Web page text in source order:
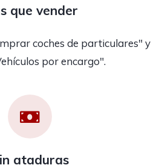
que vender
coches de particulares" y
por encargo".
ataduras